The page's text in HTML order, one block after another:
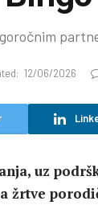
12/06/2026
uz
žrtve